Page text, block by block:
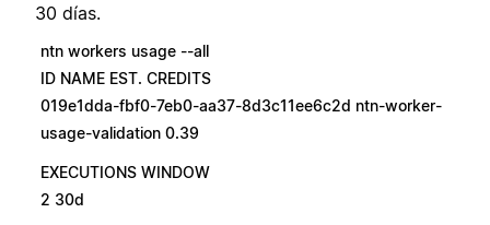
30 días.
ntn workers usage --all
ID NAME EST. CREDITS
019e1dda-fbf0-7eb0-aa37-8d3c11ee6c2d ntn-worker-
usage-validation 0.39
EXECUTIONS WINDOW
2 30d